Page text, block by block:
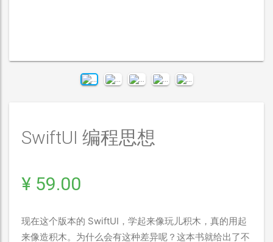
SwiftUI 编程思想
¥ 59.00
现在这个版本的 SwiftUI，学起来像玩儿积木，真的用起
来像造积木。为什么会有这种差异呢？这本书就给出了不